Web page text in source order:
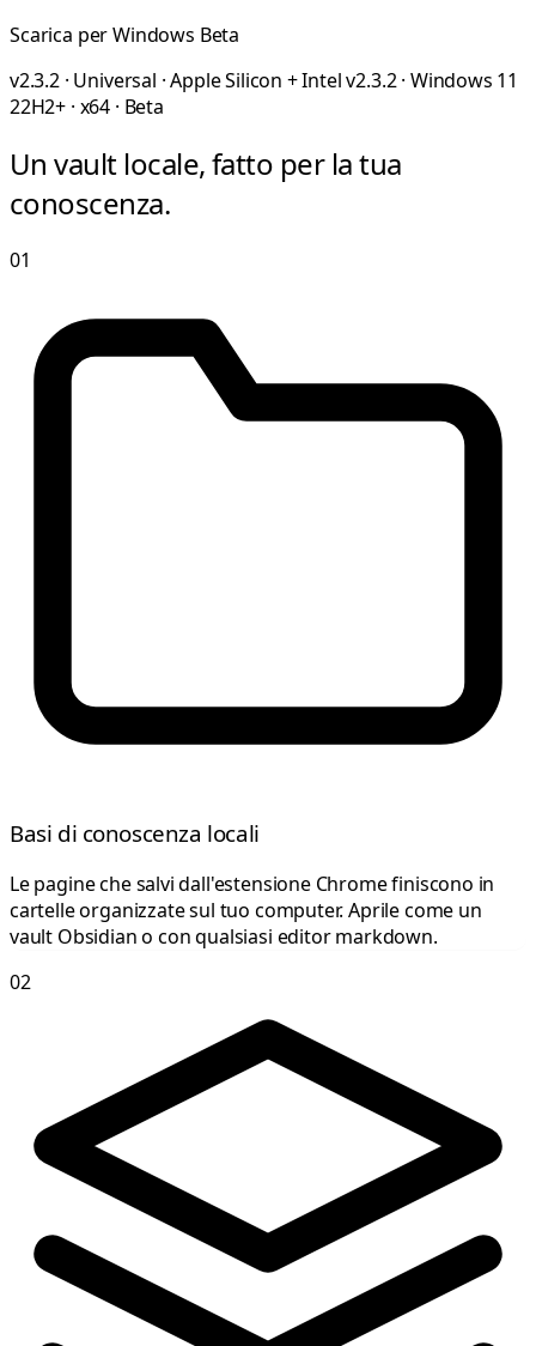
Scarica per Windows Beta
v2.3.2 · Universal · Apple Silicon + Intel v2.3.2 · Windows 11
22H2+ · x64 · Beta
Un vault locale, fatto per la tua
conoscenza.
01
Basi di conoscenza locali
Le pagine che salvi dall'estensione Chrome finiscono in
cartelle organizzate sul tuo computer. Aprile come un
vault Obsidian o con qualsiasi editor markdown.
02